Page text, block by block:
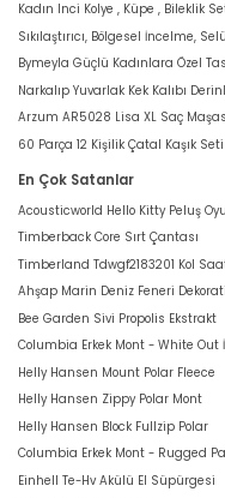
Kadın Inci Kolye , Küpe , Bileklik
Sıkılaştırıcı, Bölgesel İncelme,
Bymeyla Güçlü Kadınlara Özel
Narkalıp Yuvarlak Kek Kalıbı
Arzum AR5028 Lisa XL Saç
60 Parça 12 Kişilik Çatal Kaşık
En Çok Satanlar
Acousticworld Hello Kitty Peluş
Timberback Core Sırt Çantası
Timberland Tdwgf2183201 Kol
Ahşap Marin Deniz Feneri
Bee Garden Sivi Propolis Ekstrakt
Columbia Erkek Mont - White
Helly Hansen Mount Polar Fleece
Helly Hansen Zippy Polar Mont
Helly Hansen Block Fullzip Polar
Columbia Erkek Mont - Rugged
Einhell Te-Hv Akülü El Süpürgesi